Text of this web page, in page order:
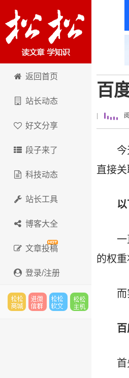
卢松松博客
返回首页
站长动态
好文分享
段子来了
科技动态
站长工具
博客大全
文章投稿
登录/注册
百
今
直接
以
的权